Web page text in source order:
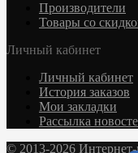
Производители
Товары со
Личный кабинет
Личный кабинет
История заказов
Мои закладки
Рассылка
© 2013-2026 Интернет-